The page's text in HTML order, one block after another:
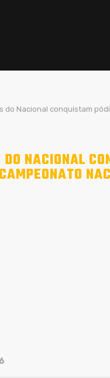
do Nacional conquistam
NACIONAL